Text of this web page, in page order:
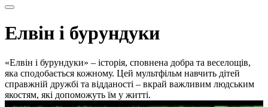
Елвін і бурундуки
«Елвін і бурундуки» – історія, сповнена добра та веселощів,
яка сподобається кожному. Цей мультфільм навчить дітей
справжній дружбі та відданості – вкрай важливим людським
якостям, які допоможуть їм у житті.